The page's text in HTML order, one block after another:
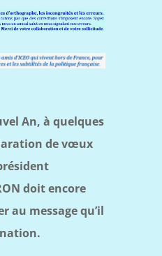
An, à quelques
de vœux
doit encore
au message qu’il